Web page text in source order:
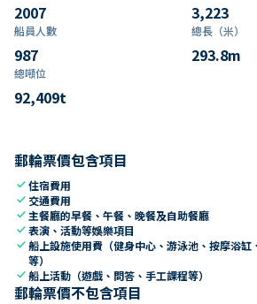
2007 3,223
船員人數
987
總長（米）
293.8m
總噸位
92,409t
郵輪票價包含項目
check住宿費用
check 交通費用
check 主餐廳的早餐、午餐、晚餐及自助餐廳
check表演、活動等娛樂項目
check船上設施使用費（健身中心、游泳池、按摩浴缸
等）
check船上活動（遊戲、問答、手工課程等）
郵輪票價不包含項目